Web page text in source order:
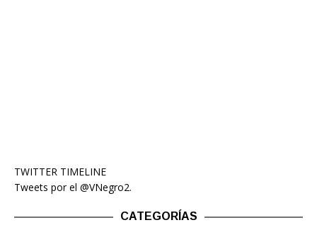
TWITTER TIMELINE
Tweets por el @VNegro2.
CATEGORÍAS